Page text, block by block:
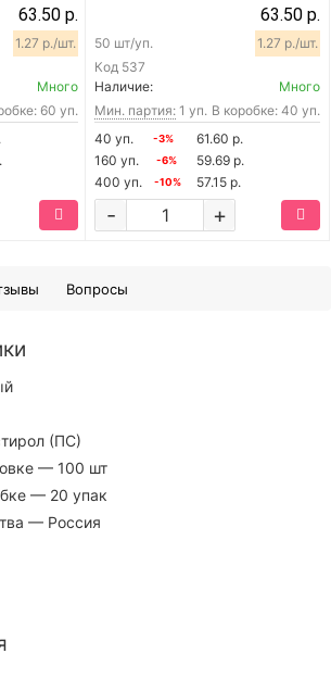
63.50 р.
1.27 р./шт.
Много
60 уп.
63.50 р.
Код 537
50 шт/уп. 1.27 р./шт.
Наличие:
Много
Мин. партия: 1 уп. В коробке: 40 уп.
40 уп.
-3%
61.60 р.
160 уп.
-6%
59.69 р.
400 уп.
-10% 57.15 р.
+
-
Вопросы
(ПС)
— 100 шт
— 20 упак
— Россия